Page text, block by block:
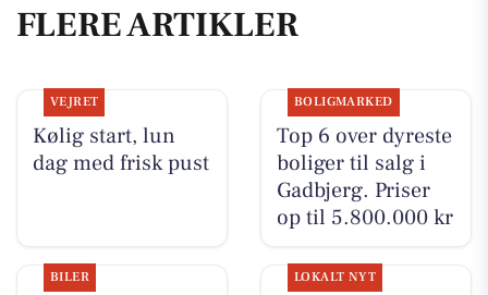
FLERE ARTIKLER
VEJRET
Kølig start, lun
dag med frisk pust
BOLIGMARKED
Top 6 over dyreste
boliger til salg i
Gadbjerg. Priser
op til 5.800.000 kr
BILER LOKALT NYT